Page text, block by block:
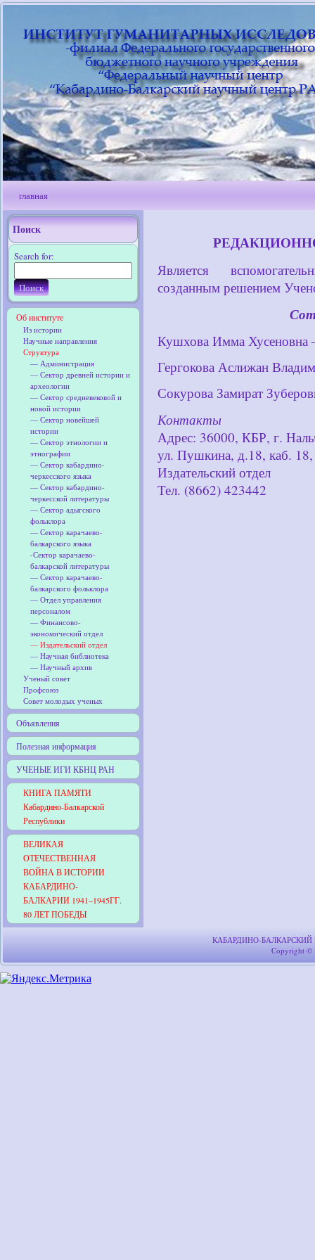
главная
Поиск
Search for:
Об институте
Из истории
Научные направления
Структура
— Администрация
— Сектор древней истории и
археологии
— Сектор средневековой и
новой истории
— Сектор новейшей
истории
— Сектор этнологии и
этнографии
— Сектор кабардино-
черкесского языка
— Сектор кабардино-
черкесской литературы
— Сектор адыгского
фольклора
— Сектор карачаево-
балкарского языка
-Сектор карачаево-
балкарской литературы
— Сектор карачаево-
балкарского фольклора
— Отдел управления
персоналом
— Финансово-
экономический отдел
— Издательский отдел
— Научная библиотека
— Научный архив
Ученый совет
Профсоюз
Совет молодых ученых
Объявления
Полезная информация
УЧЕНЫЕ ИГИ КБНЦ РАН
КНИГА ПАМЯТИ
Кабардино-Балкарской
Республики
ВЕЛИКАЯ
ОТЕЧЕСТВЕННАЯ
ВОЙНА В ИСТОРИИ
КАБАРДИНО-
БАЛКАРИИ 1941–1945ГГ.
80 ЛЕТ ПОБЕДЫ
Является
созданным решением
Кушхова Имма Хусеновна
Гергокова Аслижан
Сокурова Замират
Контакты
Адрес: 36000, КБР, г.
ул. Пушкина, д.18, каб. 18,
Издательский отдел
Тел. (8662) 423442
КАБАРДИНО-
Copyright ©